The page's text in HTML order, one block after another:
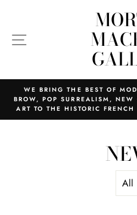
SITE NAVIGATION
WE BRING THE BEST OF
BROW, POP SURREALISM, NEW
ART TO THE HISTORIC